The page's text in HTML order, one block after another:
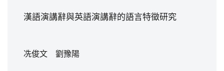
漢語演講辭與英語演講辭的語言特徵研究
冼俊文 劉豫陽